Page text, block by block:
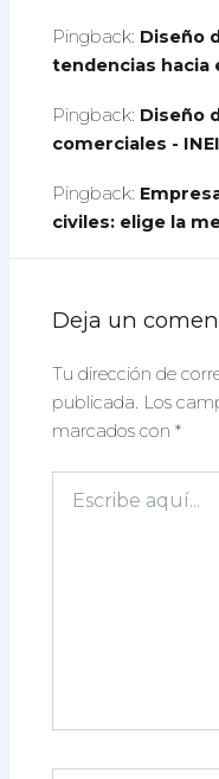
Pingback: Diseño
tendencias hacia
Pingback: Diseño
comerciales -
Pingback:
civiles: elige la
Deja un
Tu dirección de
publicada. Los
marcados con*
aquí...